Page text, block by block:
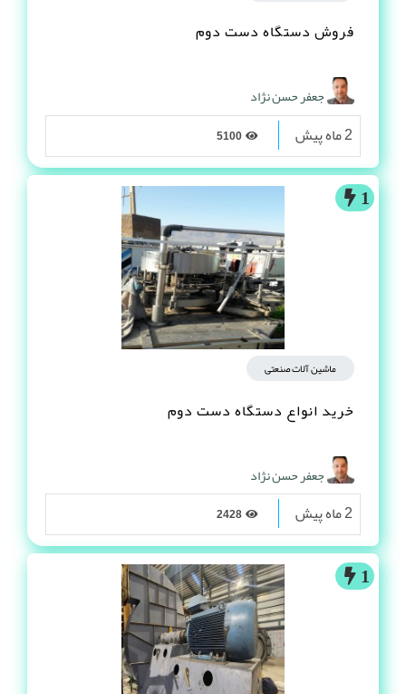
فروش دستگاه دست دوم
جعفر حسن نژاد
2 ماه پیش
1
ماشین آلات صنعتی
خرید انواع دستگاه دست دوم
جعفر حسن نژاد
2 ماه پیش
1